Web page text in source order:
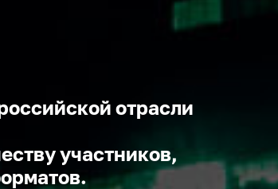
отрасли
участников,